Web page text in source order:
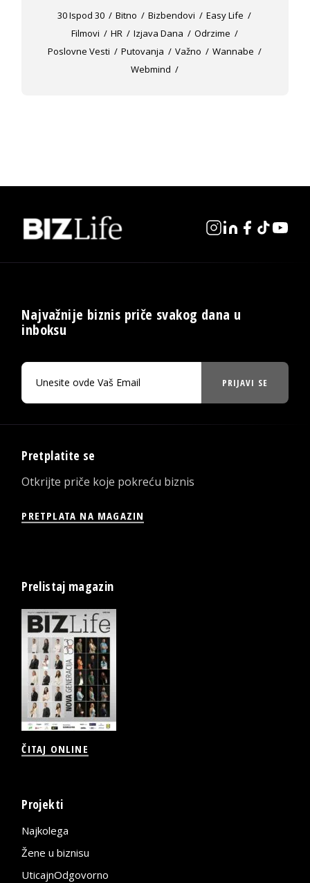
30 Ispod 30 Bitno Bizbendovi
Easy Life
Filmovi
HR Izjava Dana
Odrzime
Poslovne Vesti
Putovanja Važno
Wannabe
Webmind
Najvažnije biznis priče svakog dana u
inboksu
PRIJAVI SE
Pretplatite se
Otkrijte priče koje pokreću biznis
PRETPLATA NA MAGAZIN
Prelistaj magazin
ČITAJ ONLINE
Projekti
Najkolega
Žene u biznisu
UticajnOdgovorno